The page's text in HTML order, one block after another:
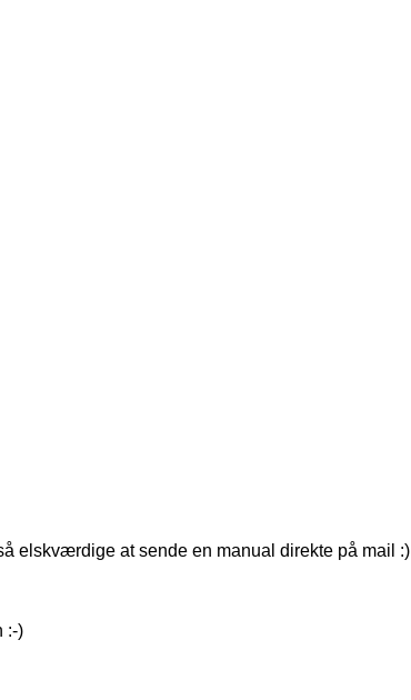
elskværdige at sende en manual direkte på mail :)
:-)